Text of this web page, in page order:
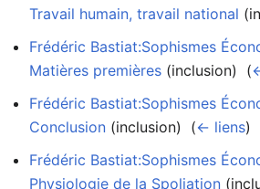
Travail humain, travail national
Frédéric Bastiat:Sophismes
Matières premières (inclusion) ‎ (
Frédéric Bastiat:Sophismes
Conclusion (inclusion) ‎ (← liens)
Frédéric Bastiat:Sophismes
Physiologie de la Spoliation